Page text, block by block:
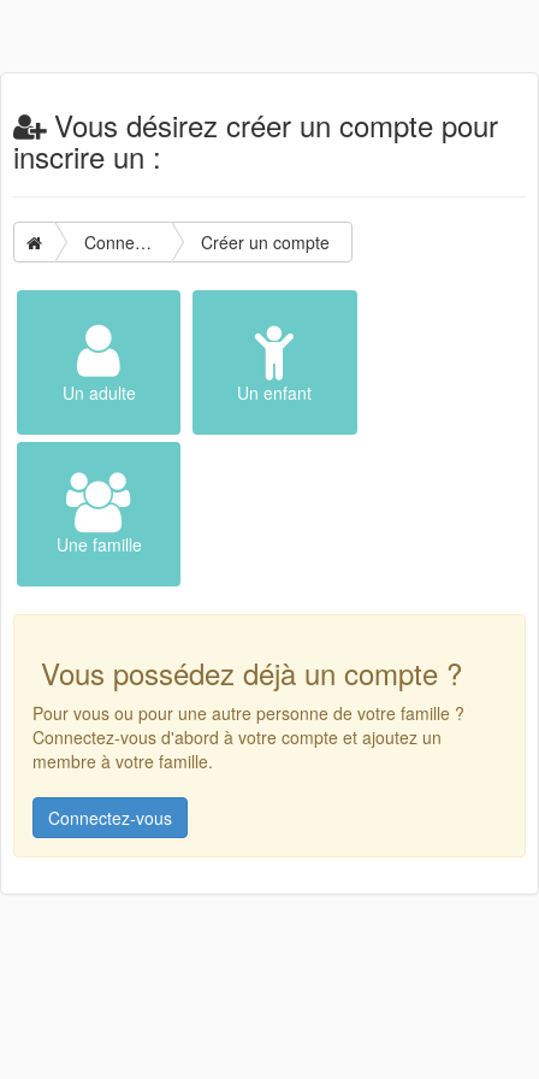
Vous désirez créer un compte pour
inscrire un :
Connexion Créer un compte
Un adulte Un enfant
Une famille
Vous possédez déjà un compte ?
Pour vous ou pour une autre personne de votre famille ?
Connectez-vous d'abord à votre compte et ajoutez un
membre à votre famille.
Connectez-vous